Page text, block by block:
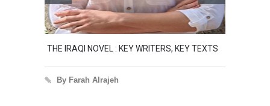
: KEY WRITERS, KEY TEXTS
THE ORDINARY CHAOS OF BEING